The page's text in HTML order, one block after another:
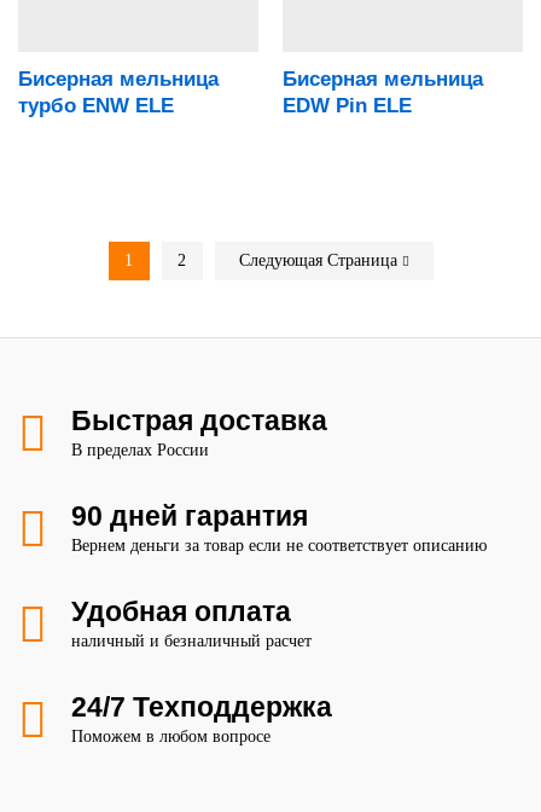
Бисерная мельница
турбо ENW ELE
Бисерная мельница
EDW Pin ELE
1 2 Следующая Страница
Быстрая доставка
В пределах России
90 дней гарантия
Вернем деньги за товар если не соответствует описанию
Удобная оплата
наличный и безналичный расчет
24/7 Техподдержка
Поможем в любом вопросе